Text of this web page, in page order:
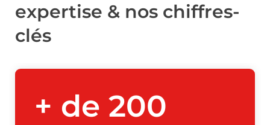
expertise & nos chiffres-
clés
+ de 200